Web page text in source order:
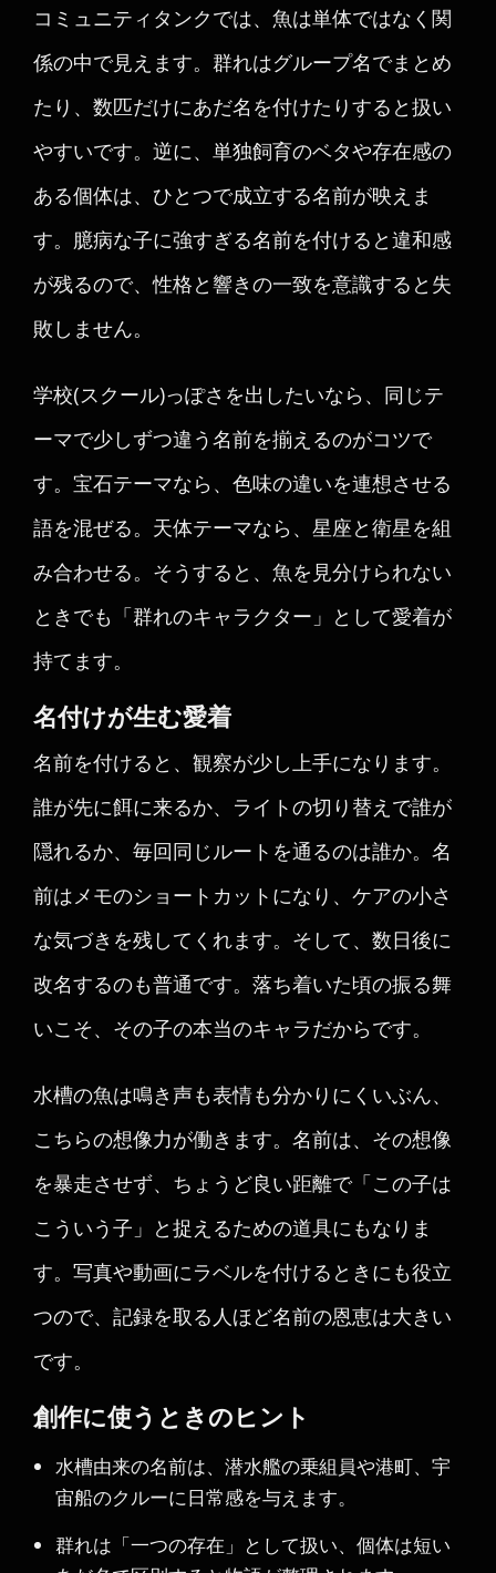
コミュニティタンクでは、魚は単体ではなく関
係の中で見えます。群れはグループ名でまとめ
たり、数匹だけにあだ名を付けたりすると扱い
やすいです。逆に、単独飼育のベタや存在感の
ある個体は、ひとつで成立する名前が映えま
す。臆病な子に強すぎる名前を付けると違和感
が残るので、性格と響きの一致を意識すると失
敗しません。
学校(スクール)っぽさを出したいなら、同じテ
ーマで少しずつ違う名前を揃えるのがコツで
す。宝石テーマなら、色味の違いを連想させる
語を混ぜる。天体テーマなら、星座と衛星を組
み合わせる。そうすると、魚を見分けられない
ときでも「群れのキャラクター」として愛着が
持てます。
名付けが生む愛着
名前を付けると、観察が少し上手になります。
誰が先に餌に来るか、ライトの切り替えで誰が
隠れるか、毎回同じルートを通るのは誰か。名
前はメモのショートカットになり、ケアの小さ
な気づきを残してくれます。そして、数日後に
改名するのも普通です。落ち着いた頃の振る舞
いこそ、その子の本当のキャラだからです。
水槽の魚は鳴き声も表情も分かりにくいぶん、
こちらの想像力が働きます。名前は、その想像
を暴走させず、ちょうど良い距離で「この子は
こういう子」と捉えるための道具にもなりま
す。写真や動画にラベルを付けるときにも役立
つので、記録を取る人ほど名前の恩恵は大きい
です。
創作に使うときのヒント
水槽由来の名前は、潜水艦の乗組員や港町、宇
宙船のクルーに日常感を与えます。
群れは「一つの存在」として扱い、個体は短い